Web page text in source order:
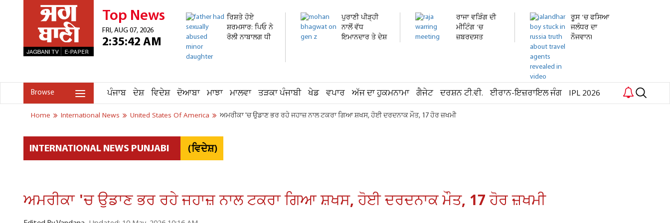
Top News
FRI, AUG 07, 2026
2:35:42 AM
ਰਿਸ਼ਤੇ ਹੋਏ
ਸ਼ਰਮਸਾਰ: ਪਿਓ ਨੇ
ਰੋਲੀ ਨਾਬਾਲਗ ਧੀ
ਪੁਰਾਣੀ ਪੀੜ੍ਹੀ
ਨਾਲੋਂ ਵੱਧ
ਇਮਾਨਦਾਰ ਤੇ ਦੇਸ਼
ਰਾਜਾ ਵੜਿੰਗ ਦੀ
ਮੀਟਿੰਗ 'ਚ
ਜ਼ਬਰਦਸਤ
ਰੂਸ 'ਚ ਫਸਿਆ
ਜਲੰਧਰ ਦਾ
ਨੌਜਵਾਨ!
Browse ਪੰਜਾਬ ਦੇਸ਼ ਵਿਦੇਸ਼ ਦੋਆਬਾ ਮਾਝਾ ਮਾਲਵਾ ਤੜਕਾ ਪੰਜਾਬੀ ਖੇਡ ਵਪਾਰ ਅੱਜ ਦਾ ਹੁਕਮਨਾਮਾ ਗੈਜੇਟ ਦਰਸ਼ਨ ਟੀ.ਵੀ. ਈਰਾਨ-ਇਜ਼ਰਾਇਲ ਜੰਗ IPL 2026
Home International News United States Of America ਅਮਰੀਕਾ 'ਚ ਉਡਾਣ ਭਰ ਰਹੇ ਜਹਾਜ਼ ਨਾਲ ਟਕਰਾ ਗਿਆ ਸ਼ਖਸ, ਹੋਈ ਦਰਦਨਾਕ ਮੌਤ, 17 ਹੋਰ ਜ਼ਖਮੀ
INTERNATIONAL NEWS PUNJABI (ਵਿਦੇਸ਼)
ਅਮਰੀਕਾ 'ਚ ਉਡਾਣ ਭਰ ਰਹੇ ਜਹਾਜ਼ ਨਾਲ ਟਕਰਾ ਗਿਆ ਸ਼ਖਸ, ਹੋਈ ਦਰਦਨਾਕ ਮੌਤ, 17 ਹੋਰ ਜ਼ਖਮੀ